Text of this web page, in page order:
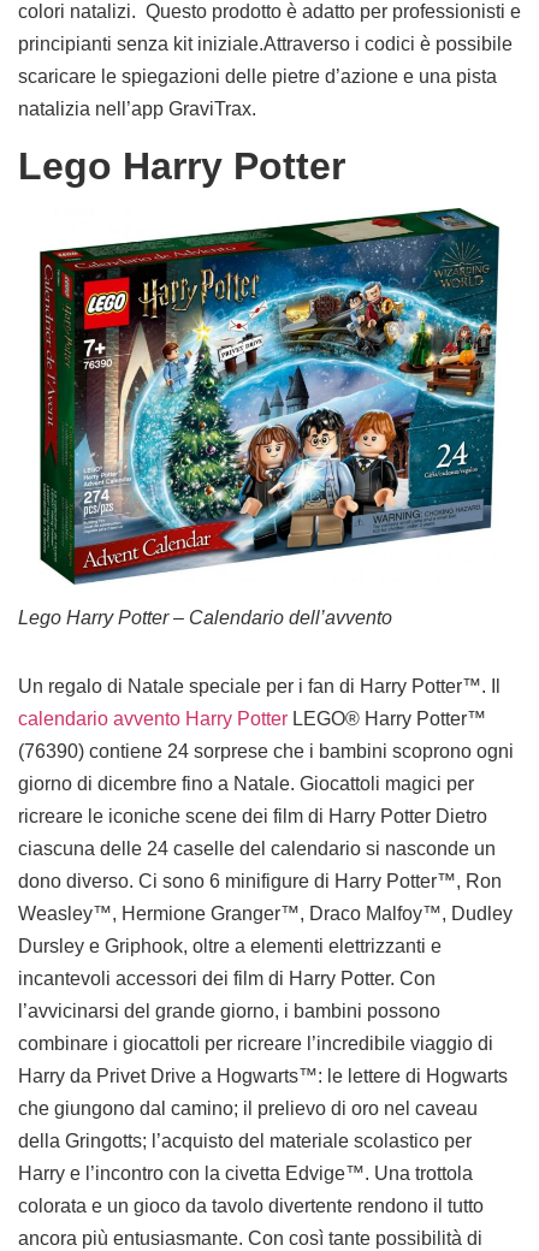
colori natalizi. Questo prodotto è adatto per professionisti e
principianti senza kit iniziale.Attraverso i codici è possibile
scaricare le spiegazioni delle pietre d’azione e una pista
natalizia nell’app GraviTrax.
Lego Harry Potter
Lego Harry Potter – Calendario dell’avvento
Un regalo di Natale speciale per i fan di Harry Potter™. Il
calendario avvento Harry Potter LEGO® Harry Potter™
(76390) contiene 24 sorprese che i bambini scoprono ogni
giorno di dicembre fino a Natale. Giocattoli magici per
ricreare le iconiche scene dei film di Harry Potter Dietro
ciascuna delle 24 caselle del calendario si nasconde un
dono diverso. Ci sono 6 minifigure di Harry Potter™, Ron
Weasley™, Hermione Granger™, Draco Malfoy™, Dudley
Dursley e Griphook, oltre a elementi elettrizzanti e
incantevoli accessori dei film di Harry Potter. Con
l’avvicinarsi del grande giorno, i bambini possono
combinare i giocattoli per ricreare l’incredibile viaggio di
Harry da Privet Drive a Hogwarts™: le lettere di Hogwarts
che giungono dal camino; il prelievo di oro nel caveau
della Gringotts; l’acquisto del materiale scolastico per
Harry e l’incontro con la civetta Edvige™. Una trottola
colorata e un gioco da tavolo divertente rendono il tutto
ancora più entusiasmante. Con così tante possibilità di